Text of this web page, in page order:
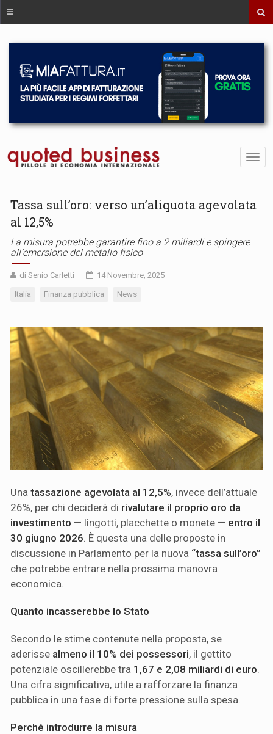
Tassa sull’oro: verso un’aliquota agevolata
al 12,5%
La misura potrebbe garantire fino a 2 miliardi e spingere
all’emersione del metallo fisico
di Senio Carletti 14 Novembre, 2025
Italia Finanza pubblica News
Una tassazione agevolata al 12,5%, invece dell’attuale
26%, per chi deciderà di rivalutare il proprio oro da
investimento — lingotti, placchette o monete — entro il
30 giugno 2026 . È questa una delle proposte in
discussione in Parlamento per la nuova “tassa sull’oro”
che potrebbe entrare nella prossima manovra
economica.
Quanto incasserebbe lo Stato
Secondo le stime contenute nella proposta, se
aderisse almeno il 10% dei possessori, il gettito
potenziale oscillerebbe tra 1,67 e 2,08 miliardi di euro
Una cifra significativa, utile a rafforzare la finanza
pubblica in una fase di forte pressione sulla spesa.
Perché introdurre la misura